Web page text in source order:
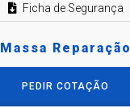
Ficha de Segurança
Massa Reparação
PEDIR COTAÇÃO